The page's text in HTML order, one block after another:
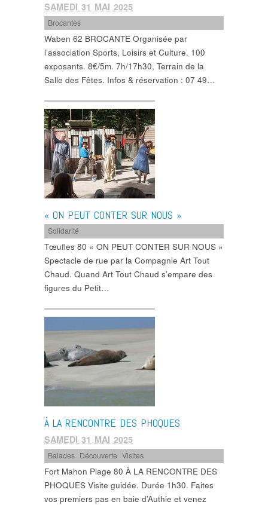
SAMEDI 31 MAI 2025
Brocantes
Waben 62 BROCANTE Organisée par
l’association Sports, Loisirs et Culture. 100
exposants. 8€/5m. 7h/17h30, Terrain de la
Salle des Fêtes. Infos & réservation : 07 49…
« ON PEUT CONTER SUR NOUS »
Solidarité
Tœufles 80 « ON PEUT CONTER SUR NOUS »
Spectacle de rue par la Compagnie Art Tout
Chaud. Quand Art Tout Chaud s’empare des
figures du Petit…
À LA RENCONTRE DES PHOQUES
SAMEDI 31 MAI 2025
Balades Découverte ,Visites
Fort Mahon Plage 80 À LA RENCONTRE DES
PHOQUES Visite guidée. Durée 1h30. Faites
vos premiers pas en baie d’Authie et venez